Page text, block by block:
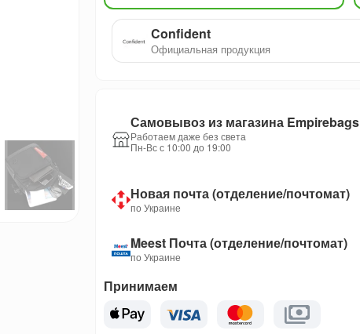
Confident
Официальная продукция
Самовывоз из магазина Empirebags
Работаем даже без света
Пн-Вс с 10:00 до 19:00
Новая почта (отделение/почтомат)
по Украине
Meest Почта (отделение/почтомат)
по Украине
Принимаем